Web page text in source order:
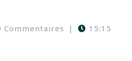
Commentaires | 15:15